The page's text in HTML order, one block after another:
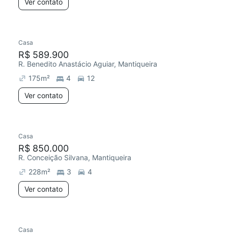
Ver contato
Casa
R$ 589.900
R. Benedito Anastácio Aguiar, Mantiqueira
175m² 4
12
Ver contato
Casa
R$ 850.000
R. Conceição Silvana, Mantiqueira
228m² 3
4
Ver contato
Casa